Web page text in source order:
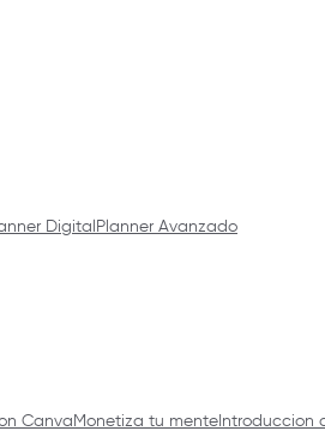
Digital Planner Avanzado
Canva Monetiza tu mente Introduccion